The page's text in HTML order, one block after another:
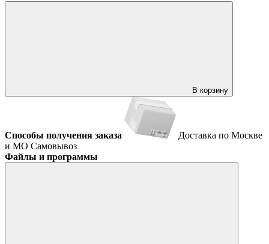
В корзину
Способы получения заказа
Доставка по Москве
и МО Самовывоз
Файлы и программы